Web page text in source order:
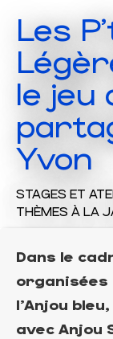
Les
le jeu
Yvon
STAGES ET
THÈMES À LA
Dans le
organisées
l'Anjou
avec Anjou